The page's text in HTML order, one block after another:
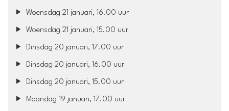
Woensdag 21 januari, 16.00 uur
Woensdag 21 januari, 15.00 uur
Dinsdag 20 januari, 17.00 uur
Dinsdag 20 januari, 16.00 uur
Dinsdag 20 januari, 15.00 uur
Maandag 19 januari, 17.00 uur